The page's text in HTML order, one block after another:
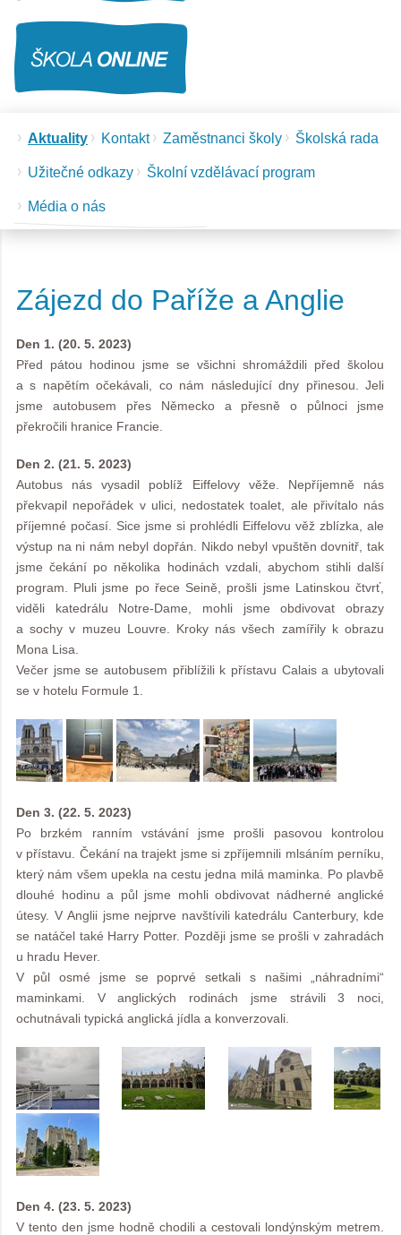
Aktuality Kontakt Zaměstnanci školy Školská rada
Užitečné odkazy Školní vzdělávací program
Média o nás
Zájezd do Paříže a Anglie
Den 1. (20. 5. 2023)
Před pátou hodinou jsme se všichni shromáždili před školou
a s napětím očekávali, co nám následující dny přinesou. Jeli
jsme autobusem přes Německo a přesně o půlnoci jsme
překročili hranice Francie.
Den 2. (21. 5. 2023)
Autobus nás vysadil poblíž Eiffelovy věže. Nepříjemně nás
překvapil nepořádek v ulici, nedostatek toalet, ale přivítalo nás
příjemné počasí. Sice jsme si prohlédli Eiffelovu věž zblízka, ale
výstup na ni nám nebyl dopřán. Nikdo nebyl vpuštěn dovnitř, tak
jsme čekání po několika hodinách vzdali, abychom stihli další
program. Pluli jsme po řece Seině, prošli jsme Latinskou čtvrť,
viděli katedrálu Notre-Dame, mohli jsme obdivovat obrazy
a sochy v muzeu Louvre. Kroky nás všech zamířily k obrazu
Mona Lisa.
Večer jsme se autobusem přiblížili k přístavu Calais a ubytovali
se v hotelu Formule 1.
Den 3. (22. 5. 2023)
Po brzkém ranním vstávání jsme prošli pasovou kontrolou
v přístavu. Čekání na trajekt jsme si zpříjemnili mlsáním perníku,
který nám všem upekla na cestu jedna milá maminka. Po plavbě
dlouhé hodinu a půl jsme mohli obdivovat nádherné anglické
útesy. V Anglii jsme nejprve navštívili katedrálu Canterbury, kde
se natáčel také Harry Potter. Později jsme se prošli v zahradách
u hradu Hever.
V půl osmé jsme se poprvé setkali s našimi „náhradními“
maminkami. V anglických rodinách jsme strávili 3 noci,
ochutnávali typická anglická jídla a konverzovali.
Den 4. (23. 5. 2023)
V tento den jsme hodně chodili a cestovali londýnským metrem.